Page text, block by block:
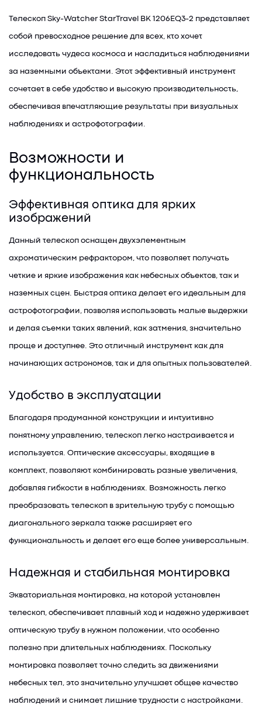
Телескоп Sky-Watcher StarTravel BK 1206EQ3-2 представляет
собой превосходное решение для всех, кто хочет
исследовать чудеса космоса и насладиться наблюдениями
за наземными объектами. Этот эффективный инструмент
сочетает в себе удобство и высокую производительность,
обеспечивая впечатляющие результаты при визуальных
наблюдениях и астрофотографии.
Возможности и
функциональность
Эффективная оптика для ярких
изображений
Данный телескоп оснащен двухэлементным
ахроматическим рефрактором, что позволяет получать
четкие и яркие изображения как небесных объектов, так и
наземных сцен. Быстрая оптика делает его идеальным для
астрофотографии, позволяя использовать малые выдержки
и делая съемки таких явлений, как затмения, значительно
проще и доступнее. Это отличный инструмент как для
начинающих астрономов, так и для опытных пользователей.
Удобство в эксплуатации
Благодаря продуманной конструкции и интуитивно
понятному управлению, телескоп легко настраивается и
используется. Оптические аксессуары, входящие в
комплект, позволяют комбинировать разные увеличения,
добавляя гибкости в наблюдениях. Возможность легко
преобразовать телескоп в зрительную трубу с помощью
диагонального зеркала также расширяет его
функциональность и делает его еще более универсальным.
Надежная и стабильная монтировка
Экваториальная монтировка, на которой установлен
телескоп, обеспечивает плавный ход и надежно удерживает
оптическую трубу в нужном положении, что особенно
полезно при длительных наблюдениях. Поскольку
монтировка позволяет точно следить за движениями
небесных тел, это значительно улучшает общее качество
наблюдений и снимает лишние трудности с настройками.